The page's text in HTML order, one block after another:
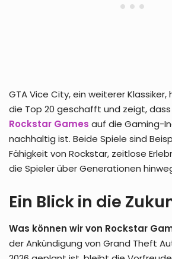
GTA Vice City, ein weiterer
die Top 20 geschafft und zeigt, dass
Rockstar Games auf die Gaming-
nachhaltig ist. Beide Spiele sind
Fähigkeit von Rockstar, zeitlose
die Spieler über Generationen
Ein Blick in die
Was können wir von Rockstar
der Ankündigung von Grand Theft